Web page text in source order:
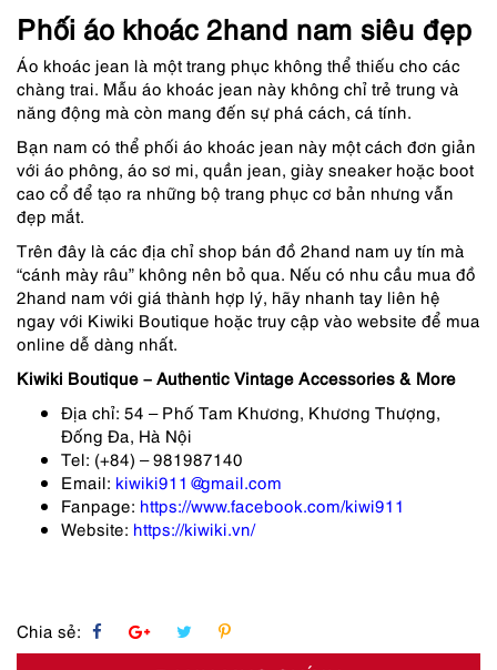
Phối áo khoác 2hand nam siêu đẹp
Áo khoác jean là một trang phục không thể thiếu cho các
chàng trai. Mẫu áo khoác jean này không chỉ trẻ trung và
năng động mà còn mang đến sự phá cách, cá tính.
Bạn nam có thể phối áo khoác jean này một cách đơn giản
với áo phông, áo sơ mi, quần jean, giày sneaker hoặc boot
cao cổ để tạo ra những bộ trang phục cơ bản nhưng vẫn
đẹp mắt.
Trên đây là các địa chỉ shop bán đồ 2hand nam uy tín mà
“cánh mày râu” không nên bỏ qua. Nếu có nhu cầu mua đồ
2hand nam với giá thành hợp lý, hãy nhanh tay liên hệ
ngay với Kiwiki Boutique hoặc truy cập vào website để mua
online dễ dàng nhất.
Kiwiki Boutique – Authentic Vintage Accessories & More
Địa chỉ: 54 – Phố Tam Khương, Khương Thượng,
Đống Đa, Hà Nội
Tel: (+84) – 981987140
Email: kiwiki911@gmail.com
Fanpage: https://www.facebook.com/kiwi911
Website: https://kiwiki.vn/
Chia sẻ: